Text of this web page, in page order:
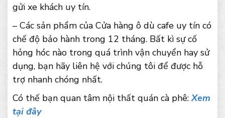
gửi xe khách uy tín.
– Các sản phẩm của Cửa hàng ô dù cafe uy tín có
chế độ bảo hành trong 12 tháng. Bất kì sự cố
hỏng hóc nào trong quá trình vận chuyển hay sử
dụng, bạn hãy liên hệ với chúng tôi để được hỗ
trợ nhanh chóng nhất.
Có thế bạn quan tâm nội thất quán cà phê:Xem
tại đây